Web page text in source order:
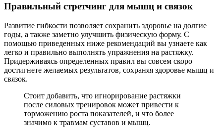
Правильный стретчинг для мышц и связок
Развитие гибкости позволяет сохранить здоровье на долгие
годы, а также заметно улучшить физическую форму. С
помощью приведенных ниже рекомендаций вы узнаете как
легко и правильно выполнять упражнения на растяжку.
Придерживаясь определенных правил вы совсем скоро
достигнете желаемых результатов, сохраняя здоровье мышц и
связок.
Стоит добавить, что игнорирование растяжки
после силовых тренировок может привести к
торможению роста показателей, и что более
значимо к травмам суставов и мышц.